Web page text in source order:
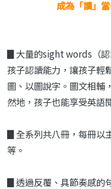
成為「讀」
▊大量的sight words（認
孩子認讀能力，讓孩子輕
圖、以圖說字。圖文相輔
然地，孩子也能享受英語
▊全系列共八冊，每冊以
等。
▊透過反覆、具節奏感的